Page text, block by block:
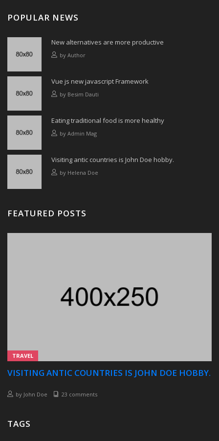
POPULAR NEWS
New alternatives are more productive
by Author
Vue js new javascript Framework
by Besim Dauti
Eating traditional food is more healthy
by Admin Mag
Visiting antic countries is John Doe hobby.
by Helena Doe
FEATURED POSTS
TRAVEL
VISITING ANTIC COUNTRIES IS JOHN DOE HOBBY.
by John Doe 23 comments
TAGS